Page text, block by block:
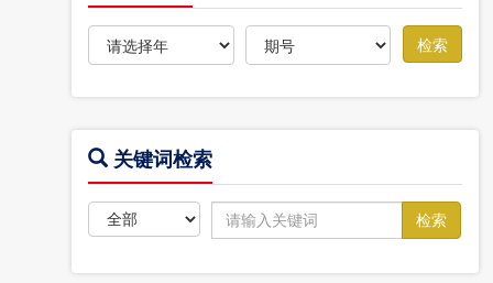
关键词检索